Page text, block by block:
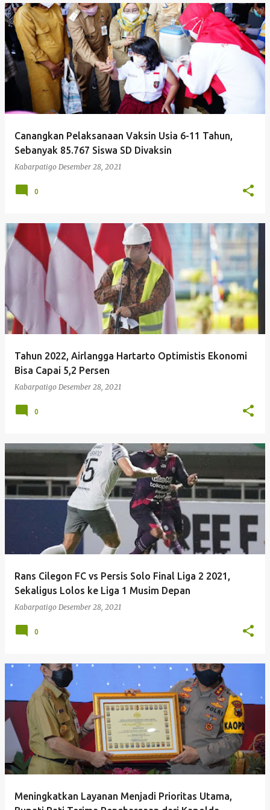
Canangkan Pelaksanaan Vaksin Usia 6-11 Tahun,
Sebanyak 85.767 Siswa SD Divaksin
Kabarpatigo Desember 28, 2021
0
Tahun 2022, Airlangga Hartarto Optimistis Ekonomi
Bisa Capai 5,2 Persen
Kabarpatigo Desember 28, 2021
0
Rans Cilegon FC vs Persis Solo Final Liga 2 2021,
Sekaligus Lolos ke Liga 1 Musim Depan
Kabarpatigo Desember 28, 2021
0
Meningkatkan Layanan Menjadi Prioritas Utama,